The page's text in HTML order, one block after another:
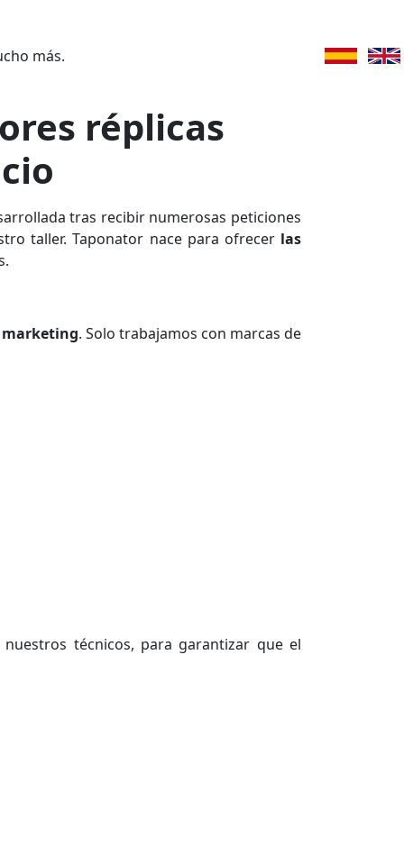
más.
réplicas
tras recibir numerosas peticiones
taller. Taponator nace para ofrecer las
marketing. Solo trabajamos con marcas de
técnicos, para garantizar que el